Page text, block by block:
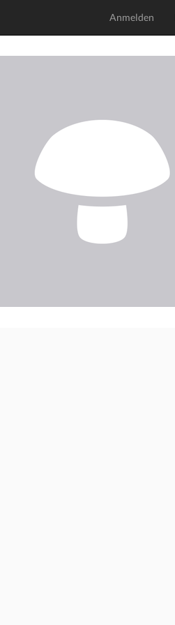
Anmelden